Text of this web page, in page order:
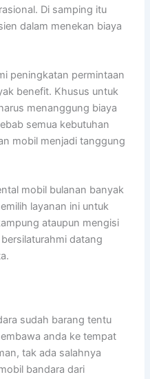
Di samping itu
dalam menekan biaya
peningkatan permintaan
benefit. Khusus untuk
menanggung biaya
semua kebutuhan
mobil menjadi tanggung
mobil bulanan banyak
layanan ini untuk
ataupun mengisi
datang
sudah barang tentu
anda ke tempat
tak ada salahnya
bandara dari